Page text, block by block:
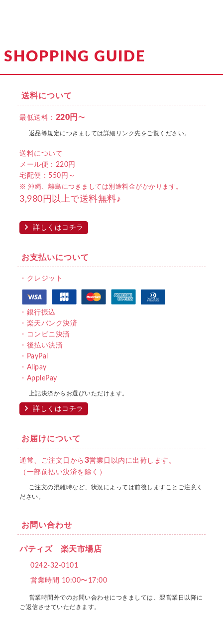
SHOPPING GUIDE
送料について
最低送料： 220円 〜
返品等規定につきましては詳細リンク先をご覧ください。
送料について
メール便：220円
宅配便：550円～
※ 沖縄、離島につきましては別途料金がかかります。
3,980円以上で送料無料♪
詳しくはコチラ
お支払いについて
・クレジット
・銀行振込
・楽天バンク決済
・コンビニ決済
・後払い決済
・PayPal
・Alipay
・ApplePay
上記決済からお選びいただけます。
詳しくはコチラ
お届けについて
通常、ご注文日から 3営業日以内に出荷します。
（一部前払い決済を除く）
ご注文の混雑時など、状況によっては前後しますことご注意く
ださい。
お問い合わせ
パティズ 楽天市場店
0242-32-0101
営業時間 10:00〜17:00
営業時間外でのお問い合わせにつきましては、翌営業日以降に
ご返信させていただきます。